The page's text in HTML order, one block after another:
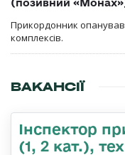
Прикордонник опанував
комплексів.
ВАКАНСІЇ
Інспектор
(1, 2 кат.),